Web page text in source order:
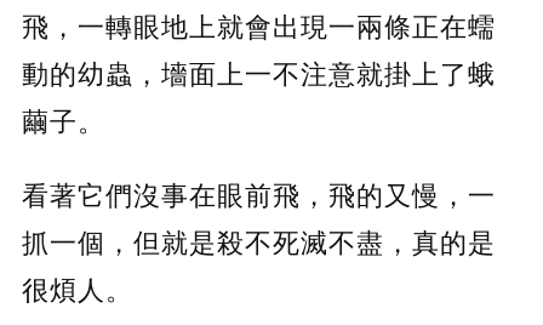
飛，一轉眼地上就會出現一兩條正在蠕
動的幼蟲，墻面上一不注意就掛上了蛾
繭子。
看著它們沒事在眼前飛，飛的又慢，一
抓一個，但就是殺不死滅不盡，真的是
很煩人。